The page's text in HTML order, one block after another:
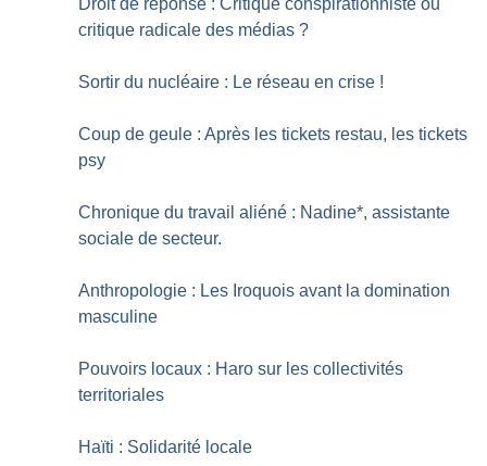
Droit de réponse : Critique conspirationniste ou
critique radicale des médias ?
Sortir du nucléaire : Le réseau en crise !
Coup de geule : Après les tickets restau, les tickets
psy
Chronique du travail aliéné : Nadine*, assistante
sociale de secteur.
Anthropologie : Les Iroquois avant la domination
masculine
Pouvoirs locaux : Haro sur les collectivités
territoriales
Haïti : Solidarité locale